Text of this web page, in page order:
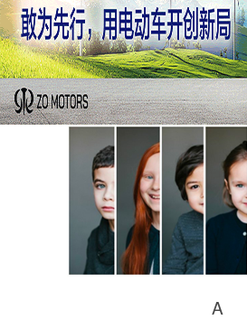
让世界多一些混血儿吧！
徐迅雷 专栏 迅雷时评★徐迅雷
日本华侨报 2023/12/26 15:42:49
A